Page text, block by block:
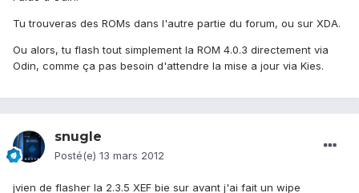
Tu trouveras des ROMs dans l'autre partie du forum, ou sur XDA.
Ou alors, tu flash tout simplement la ROM 4.0.3 directement via
Odin, comme ça pas besoin d'attendre la mise a jour via Kies.
snugle
Posté(e) 13 mars 2012
jvien de flasher la 2.3.5 XEF bie sur avant j'ai fait un wipe